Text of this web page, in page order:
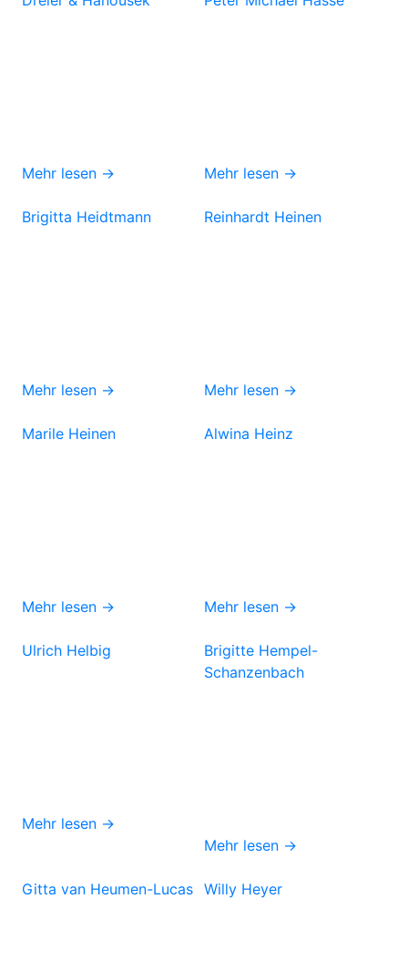
Mehr lesen → Mehr lesen →
Brigitta Heidtmann
Mehr lesen →
Reinhardt Heinen
Mehr lesen →
Marile Heinen
Mehr lesen →
Alwina Heinz
Mehr lesen →
Ulrich Helbig
Mehr lesen →
Brigitte Hempel-
Schanzenbach
Mehr lesen →
Gitta van Heumen-Lucas Willy Heyer